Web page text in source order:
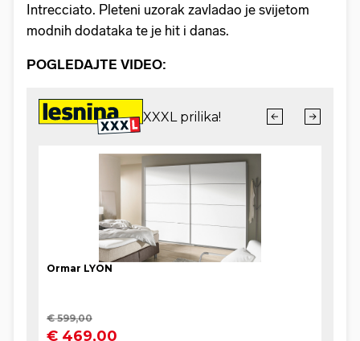
Intrecciato. Pleteni uzorak zavladao je svijetom
modnih dodataka te je hit i danas.
POGLEDAJTE VIDEO: